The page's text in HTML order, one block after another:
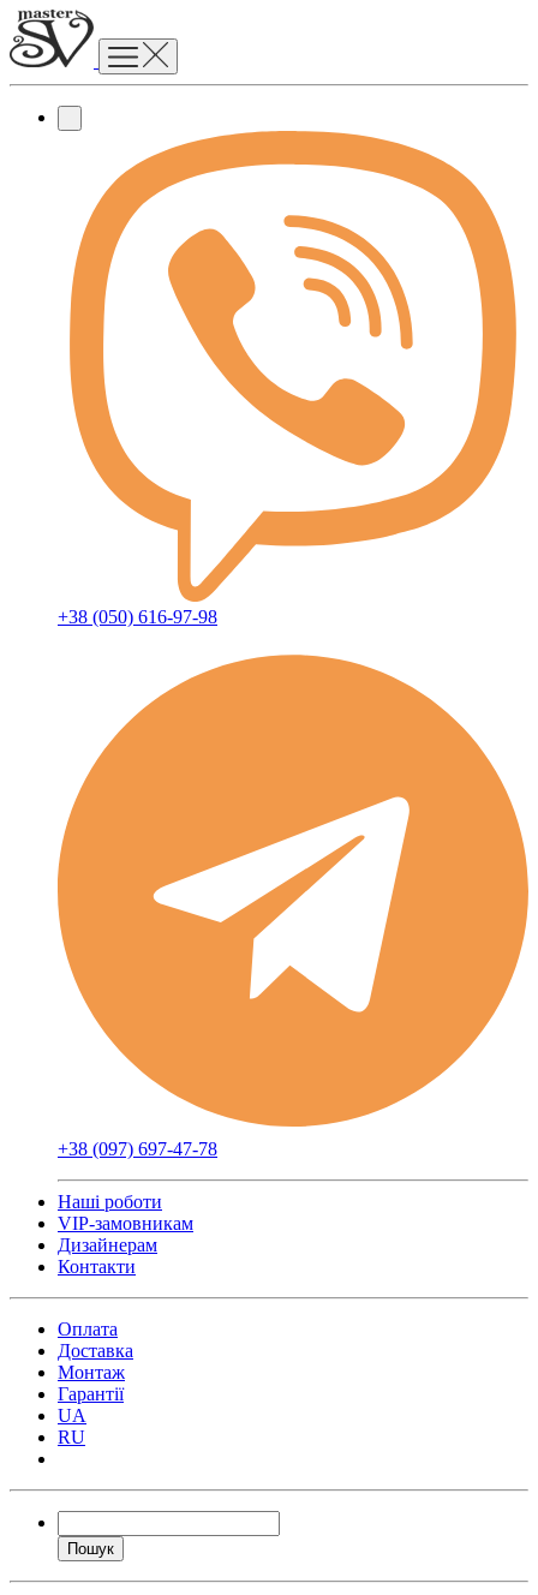
+38 (050) 616-97-98
+38 (097) 697-47-78
Наші роботи
VIP-замовникам
Дизайнерам
Контакти
Оплата
Доставка
Монтаж
Гарантії
UA
RU
Пошук